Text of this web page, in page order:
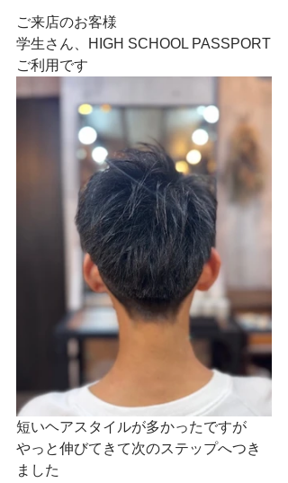
ご来店のお客様
学生さん、HIGH SCHOOL PASSPORT
ご利用です
短いヘアスタイルが多かったですが
やっと伸びてきて次のステップへつき
ました